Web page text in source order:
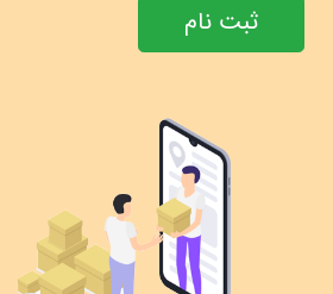
ثبت نام